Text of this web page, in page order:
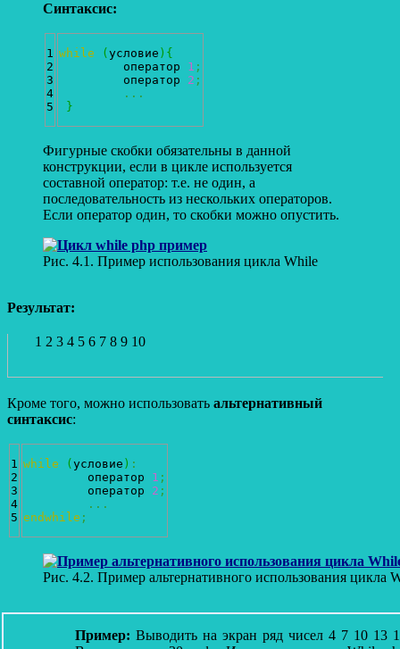
Синтаксис:
1
2
3
4
while ( условие ) {
	 оператор
1 ;
	 оператор
2 ;
...
}
Фигурные скобки обязательны в данной
конструкции, если в цикле используется
составной оператор: т.е. не один, а
последовательность из нескольких операторов.
Если оператор один, то скобки можно опустить.
Рис. 4.1. Пример использования цикла While
Результат:
1 2 3 4 5 6 7 8 9 10
Кроме того, можно использовать альтернативный
синтаксис:
1
2
3
4
while ( условие ) :
	 оператор
1 ;
	 оператор
2 ;
...
endwhile ;
Рис. 4.2. Пример альтернативного использования цикла
Пример: Выводить на экран ряд чисел 4 7 10 13